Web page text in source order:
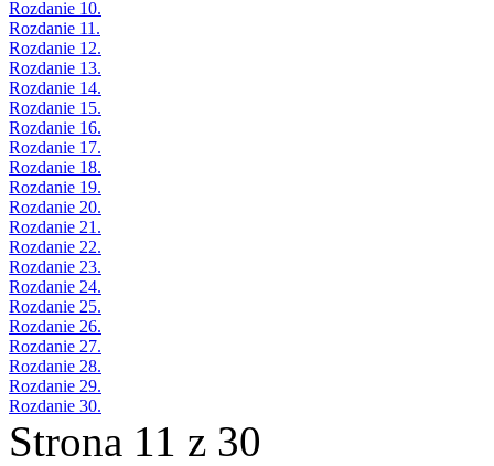
Rozdanie 10.
Rozdanie 11.
Rozdanie 12.
Rozdanie 13.
Rozdanie 14.
Rozdanie 15.
Rozdanie 16.
Rozdanie 17.
Rozdanie 18.
Rozdanie 19.
Rozdanie 20.
Rozdanie 21.
Rozdanie 22.
Rozdanie 23.
Rozdanie 24.
Rozdanie 25.
Rozdanie 26.
Rozdanie 27.
Rozdanie 28.
Rozdanie 29.
Rozdanie 30.
Strona 11 z 30